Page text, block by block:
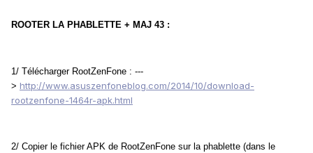
ROOTER LA PHABLETTE + MAJ 43 :
1/ Télécharger RootZenFone : ---
> http://www.asuszenfoneblog.com/2014/10/download-
rootzenfone-1464r-apk.html
2/ Copier le fichier APK de RootZenFone sur la phablette (dans le